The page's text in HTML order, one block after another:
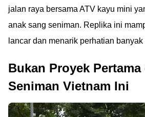
jalan raya bersama ATV kayu mini
anak sang seniman. Replika ini
lancar dan menarik perhatian banyak
Bukan Proyek Pertama
Seniman Vietnam Ini